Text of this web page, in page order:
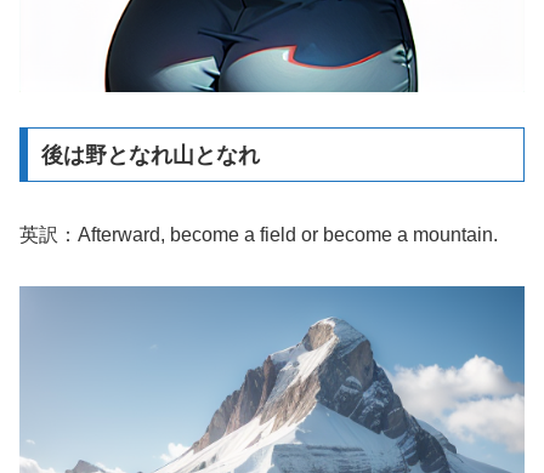
後は野となれ山となれ
英訳：Afterward, become a field or become a mountain.